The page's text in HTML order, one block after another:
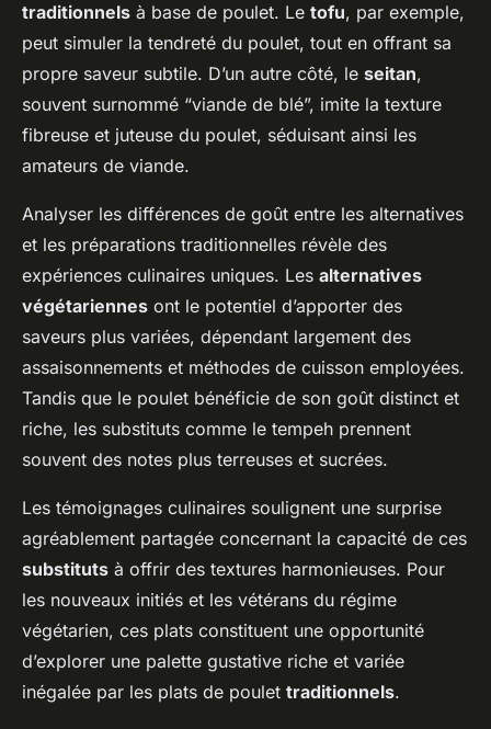
traditionnels à base de poulet. Le tofu, par exemple,
peut simuler la tendreté du poulet, tout en offrant sa
propre saveur subtile. D’un autre côté, le seitan,
souvent surnommé “viande de blé”, imite la texture
fibreuse et juteuse du poulet, séduisant ainsi les
amateurs de viande.
Analyser les différences de goût entre les alternatives
et les préparations traditionnelles révèle des
expériences culinaires uniques. Les alternatives
végétariennes ont le potentiel d’apporter des
saveurs plus variées, dépendant largement des
assaisonnements et méthodes de cuisson employées.
Tandis que le poulet bénéficie de son goût distinct et
riche, les substituts comme le tempeh prennent
souvent des notes plus terreuses et sucrées.
Les témoignages culinaires soulignent une surprise
agréablement partagée concernant la capacité de ces
substituts à offrir des textures harmonieuses. Pour
les nouveaux initiés et les vétérans du régime
végétarien, ces plats constituent une opportunité
d’explorer une palette gustative riche et variée
inégalée par les plats de poulet traditionnels.